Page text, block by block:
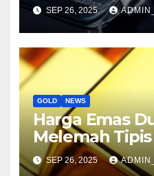
SEP 26, 2025
GOLD NEWS
Harga Emas
Melemah Tipis
SEP 26, 2025